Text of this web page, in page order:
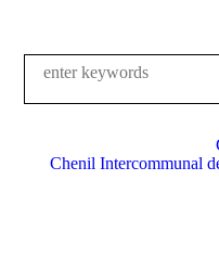
Chenil Intercommunal